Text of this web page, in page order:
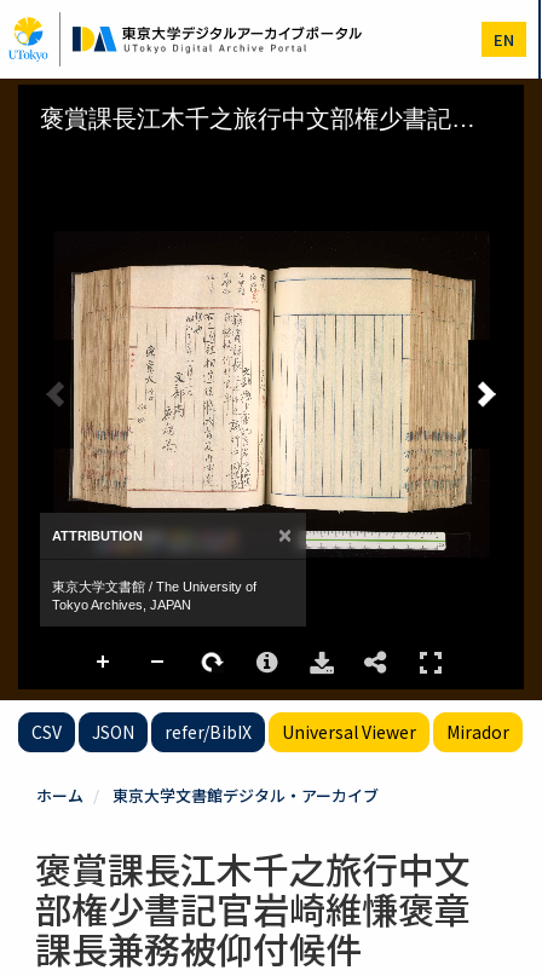
イ
ン
コ
EN
CSV JSON refer/BibIX Universal Viewer Mirador
ホーム 東京大学文書館デジタル・アーカイブ
褒賞課長江木千之旅行中文
部権少書記官岩崎維慊褒章
課長兼務被仰付候件